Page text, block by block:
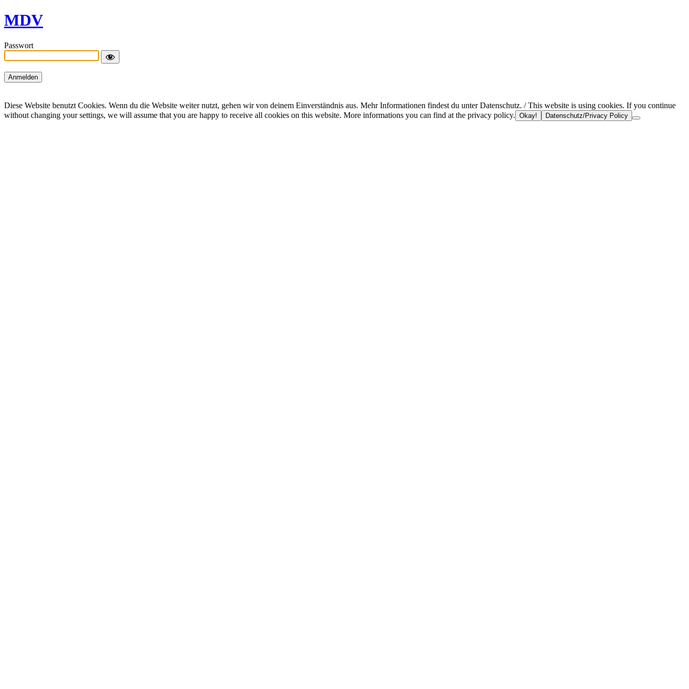
MDV
Passwort
Diese Website benutzt Cookies. Wenn du die Website weiter nutzt, gehen wir von deinem Einverständnis aus. Mehr Informationen findest du unter Datenschutz. / This website is using cookies. If you continue
without changing your settings, we will assume that you are happy to receive all cookies on this website. More informations you can find at the privacy policy. Okay! Datenschutz/Privacy Policy